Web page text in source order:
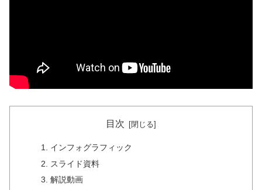
目次
インフォグラフィック
スライド資料
解説動画